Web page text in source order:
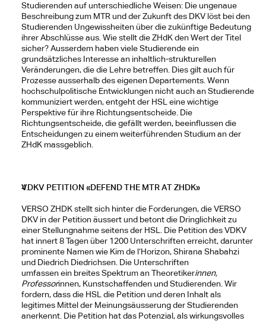
Studierenden auf unterschiedliche Weisen: Die ungenaue
Beschreibung zum MTR und der Zukunft des DKV löst bei den
Studierenden Ungewissheiten über die zukünftige Bedeutung
ihrer Abschlüsse aus. Wie stellt die ZHdK den Wert der Titel
sicher? Ausserdem haben viele Studierende ein
grundsätzliches Interesse an inhaltlich-strukturellen
Veränderungen, die die Lehre betreffen. Dies gilt auch für
Prozesse ausserhalb des eigenen Departements. Wenn
hochschulpolitische Entwicklungen nicht auch an Studierende
kommuniziert werden, entgeht der HSL eine wichtige
Perspektive für ihre Richtungsentscheide. Die
Richtungsentscheide, die gefällt werden, beeinflussen die
Entscheidungen zu einem weiterführenden Studium an der
ZHdK massgeblich.
VDKV PETITION «DEFEND THE MTR AT ZHDK»
VERSO ZHDK stellt sich hinter die Forderungen, die VERSO
DKV in der Petition äussert und betont die Dringlichkeit zu
einer Stellungnahme seitens der HSL. Die Petition des VDKV
hat innert 8 Tagen über 1200 Unterschriften erreicht, darunter
prominente Namen wie Kim de l‘Horizon, Shirana Shabahzi
und Diedrich Diedrichsen. Die Unterschriften
umfassen ein breites Spektrum an Theoretikerinnen,
Professorinnen, Kunstschaffenden und Studierenden. Wir
fordern, dass die HSL die Petition und deren Inhalt als
legitimes Mittel der Meinungsäusserung der Studierenden
anerkennt. Die Petition hat das Potenzial, als wirkungsvolles